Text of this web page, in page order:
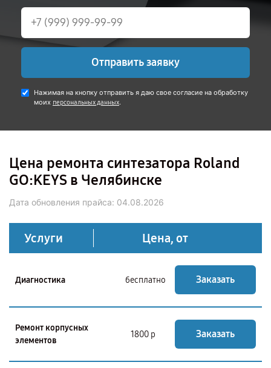
Отправить заявку
Нажимая на кнопку отправить я даю свое согласие на обработку
моих персональных данных.
Цена ремонта синтезатора Roland
GO:KEYS в Челябинске
Дата обновления прайса: 04.08.2026
Услуги Цена, от
Диагностика бесплатно Заказать
Ремонт корпусных
элементов
1800 р Заказать